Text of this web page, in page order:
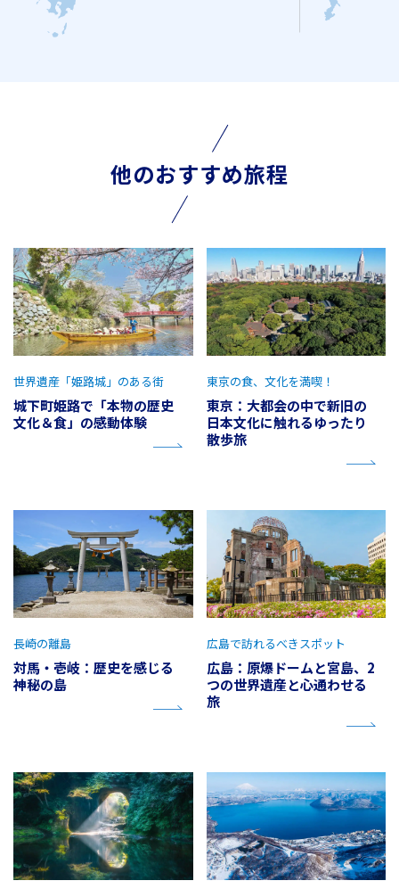
他のおすすめ旅程
城下町姫路で「本物の歴史
文化＆食」の感動体験
世界遺産「姫路城」のある街
東京：大都会の中で新旧の
日本文化に触れるゆったり
散歩旅
東京の食、文化を満喫！
対馬・壱岐：歴史を感じる
神秘の島
長崎の離島
広島：原爆ドームと宮島、2
つの世界遺産と心通わせる
旅
広島で訪れるべきスポット